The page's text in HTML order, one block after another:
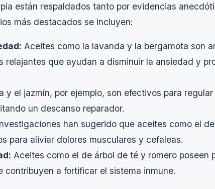
están respaldados tanto por evidencias
más destacados se incluyen:
Aceites como la lavanda y la bergamota son
relajantes que ayudan a disminuir la ansiedad y
y el jazmín, por ejemplo, son efectivos para
un descanso reparador.
han sugerido que aceites como el
para aliviar dolores musculares y cefaleas.
Aceites como el de árbol de té y romero poseen
a fortificar el sistema inmune.